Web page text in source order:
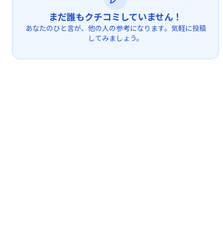
まだ誰もクチコミしていません！
あなたのひと言が、他の人の参考になります。気軽に投稿
してみましょう。